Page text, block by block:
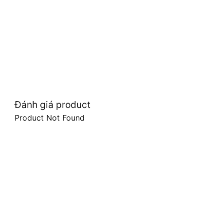
Đánh giá product
Product Not Found